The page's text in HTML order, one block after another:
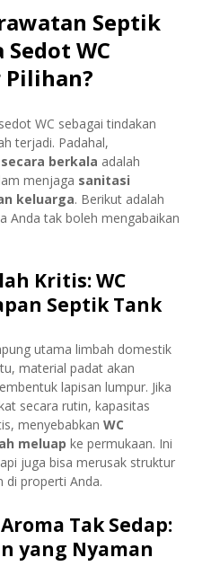
Septik
WC
Pilihan?
WC sebagai tindakan
terjadi. Padahal,
berkala adalah
menjaga sanitasi
keluarga. Berikut adalah
Anda tak boleh mengabaikan
Kritis: WC
Septik Tank
utama limbah domestik
material padat akan
lapisan lumpur. Jika
secara rutin, kapasitas
menyebabkan WC
meluap ke permukaan. Ini
juga bisa merusak struktur
di properti Anda.
Tak Sedap:
yang Nyaman